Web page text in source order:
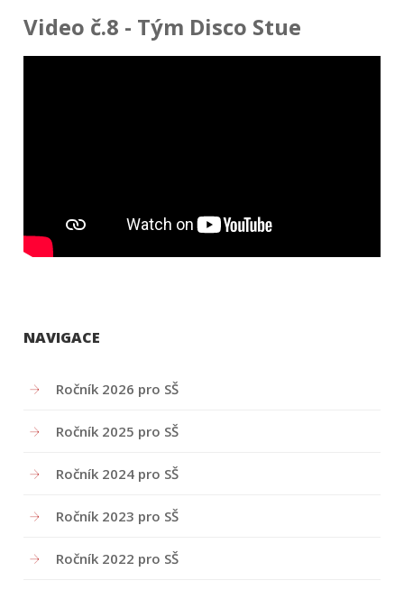
Video č.8 - Tým Disco Stue
NAVIGACE
Ročník 2026 pro SŠ
Ročník 2025 pro SŠ
Ročník 2024 pro SŠ
Ročník 2023 pro SŠ
Ročník 2022 pro SŠ